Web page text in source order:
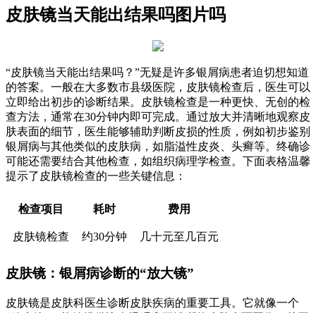
皮肤镜当天能出结果吗图片吗
“皮肤镜当天能出结果吗？”无疑是许多银屑病患者迫切想知道
的答案。一般在大多数市县级医院，皮肤镜检查后，医生可以
立即给出初步的诊断结果。皮肤镜检查是一种更快、无创的检
查方法，通常在30分钟内即可完成。通过放大并清晰地观察皮
肤表面的细节，医生能够辅助判断皮损的性质，例如初步鉴别
银屑病与其他类似的皮肤病，如脂溢性皮炎、头癣等。终确诊
可能还需要结合其他检查，如组织病理学检查。下面表格温馨
提示了皮肤镜检查的一些关键信息：
检查项目 耗时 费用
皮肤镜检查 约30分钟 几十元至几百元
皮肤镜：银屑病诊断的“放大镜”
皮肤镜是皮肤科医生诊断皮肤疾病的重要工具。它就像一个